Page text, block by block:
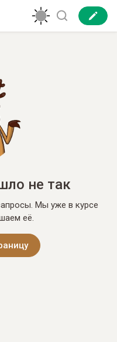
не так
Мы уже в курсе
её.